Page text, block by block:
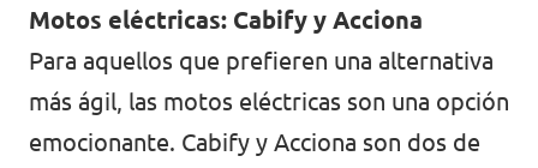
Motos eléctricas: Cabify y Acciona
Para aquellos que prefieren una alternativa
más ágil, las motos eléctricas son una opción
emocionante. Cabify y Acciona son dos de